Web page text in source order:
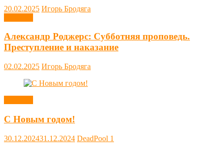
20.02.2025 Игорь Бродяга
Александр Роджерс: Субботняя проповедь.
Преступление и наказание
02.02.2025 Игорь Бродяга
С Новым годом!
30.12.202431.12.2024 DeadPool 1